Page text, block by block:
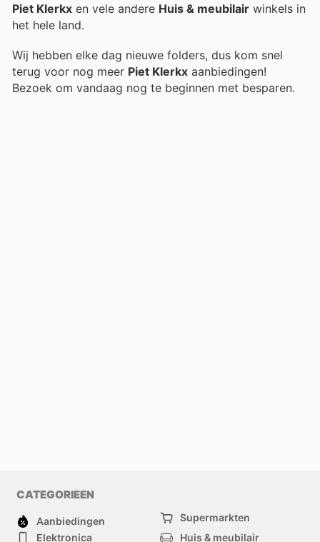
Piet Klerkx en vele andere Huis & meubilair winkels in
het hele land.
Wij hebben elke dag nieuwe folders, dus kom snel
terug voor nog meer Piet Klerkx aanbiedingen!
Bezoek om vandaag nog te beginnen met besparen.
CATEGORIEEN
Aanbiedingen
Supermarkten
Elektronica
Huis & meubilair